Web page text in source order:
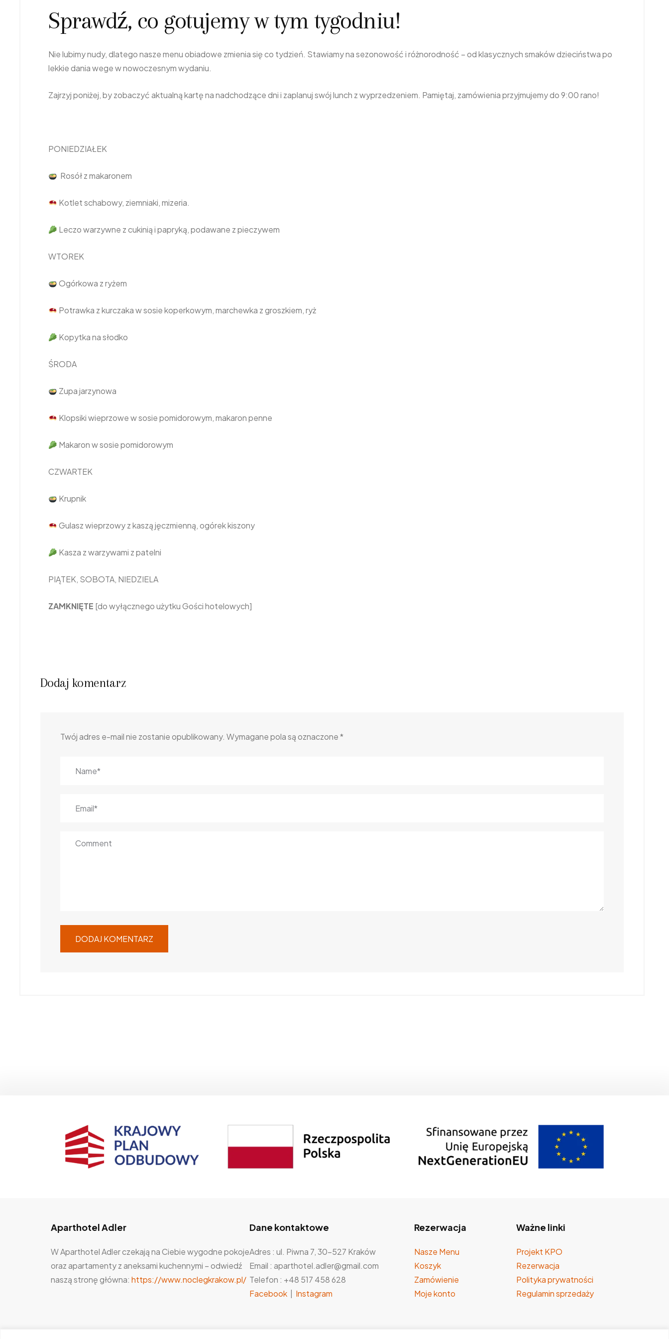
Sprawdź, co gotujemy w tym tygodniu!
Nie lubimy nudy, dlatego nasze menu obiadowe zmienia się co tydzień. Stawiamy na sezonowość i różnorodność – od klasycznych smaków dzieciństwa po
lekkie dania wege w nowoczesnym wydaniu.
Zajrzyj poniżej, by zobaczyć aktualną kartę na nadchodzące dni i zaplanuj swój lunch z wyprzedzeniem. Pamiętaj, zamówienia przyjmujemy do 9:00 rano!
PONIEDZIAŁEK
Rosół z makaronem
Kotlet schabowy, ziemniaki, mizeria.
Leczo warzywne z cukinią i papryką, podawane z pieczywem
WTOREK
Ogórkowa z ryżem
Potrawka z kurczaka w sosie koperkowym, marchewka z groszkiem, ryż
Kopytka na słodko
ŚRODA
Zupa jarzynowa
Klopsiki wieprzowe w sosie pomidorowym, makaron penne
Makaron w sosie pomidorowym
CZWARTEK
Krupnik
Gulasz wieprzowy z kaszą jęczmienną, ogórek kiszony
Kasza z warzywami z patelni
PIĄTEK, SOBOTA, NIEDZIELA
ZAMKNIĘTE [do wyłącznego użytku Gości hotelowych]
Dodaj komentarz
Twój adres e-mail nie zostanie opublikowany. Wymagane pola są oznaczone*
Aparthotel Adler
W Aparthotel Adler czekają na Ciebie wygodne pokoje
oraz apartamenty z aneksami kuchennymi – odwiedź
naszą stronę główna: https://www.noclegkrakow.pl/
Dane kontaktowe
Adres : ul. Piwna 7, 30-527 Kraków
Email : aparthotel.adler@gmail.com
Telefon : +48 517 458 628
Facebook
Instagram
Rezerwacja
Nasze Menu
Koszyk
Zamówienie
Moje konto
Ważne linki
Projekt KPO
Rezerwacja
Polityka prywatności
Regulamin sprzedaży